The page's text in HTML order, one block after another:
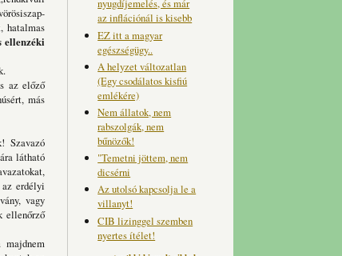
hatalmas
ellenzéki
az előző
más
Szavazó
látható
erdélyi
vagy
ellenőrző
majdnem
nyugdíjemelés, és már
az inflációnál is kisebb
EZ itt a magyar
egészségügy..
A helyzet változatlan
(Egy csodálatos kisfiú
emlékére)
Nem állatok, nem
rabszolgák, nem
bűnözők!
"Temetni jöttem, nem
dicsérni
Az utolsó kapcsolja le a
villanyt!
CIB lizinggel szemben
nyertes ítélet!